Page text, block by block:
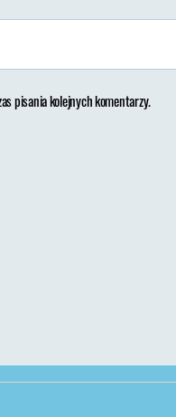
pisania kolejnych komentarzy.